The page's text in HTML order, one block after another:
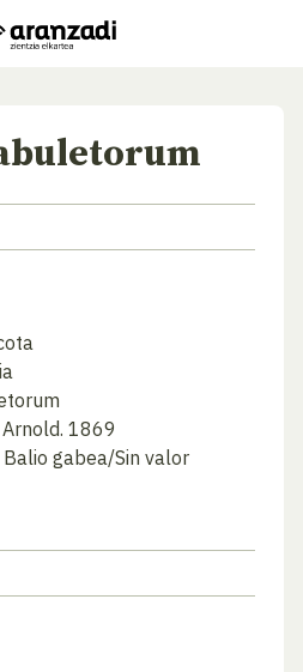
1869
Balio gabea/Sin valor